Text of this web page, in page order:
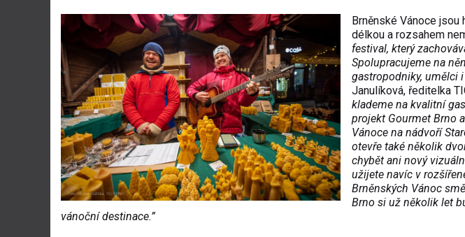
Brněnské Vánoce
délkou a rozsahem
festival, který
Spolupracujeme na
gastropodniky, umělci
Janulíková, ředitelka
klademe na kvalitní
projekt Gourmet Brno
Vánoce na nádvoří
otevře také několik
chybět ani nový
užijete navíc v
Brněnských Vánoc
Brno si už několik let
vánoční destinace.”